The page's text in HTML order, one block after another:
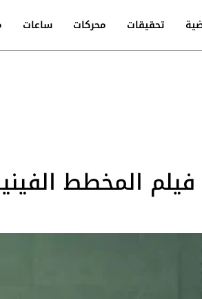
ساعات محركات تحقيقات
المخطط